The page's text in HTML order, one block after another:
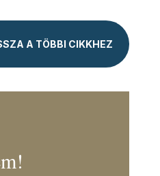
A TÖBBI CIKKHEZ